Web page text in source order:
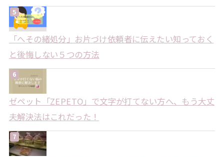
「へその緒処分」お片づけ依頼者に伝えたい知っておく
と後悔しない５つの方法
ゼペット「ZEPETO」で文字が打てない方へ、もう大丈
夫解決法はこれだった！